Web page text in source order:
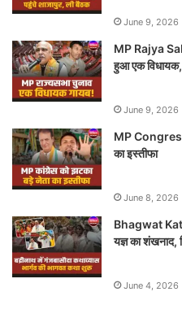
June 9, 2026
MP Rajya
हुआ एक
June 9, 2026
MP
का इस्तीफा
June 8, 2026
Bhagwat
यज्ञ का शंखनाद,
June 4, 2026